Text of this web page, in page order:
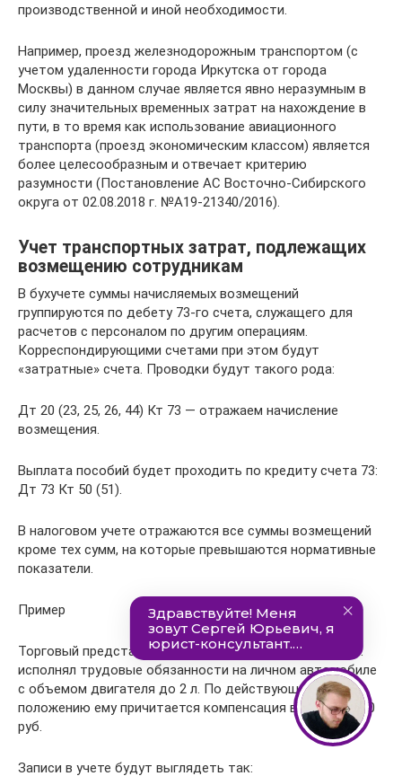
производственной и иной необходимости.
Например, проезд железнодорожным транспортом (с
учетом удаленности города Иркутска от города
Москвы) в данном случае является явно неразумным в
силу значительных временных затрат на нахождение в
пути, в то время как использование авиационного
транспорта (проезд экономическим классом) является
более целесообразным и отвечает критерию
разумности (Постановление АС Восточно-Сибирского
округа от 02.08.2018 г. №А19-21340/2016).
Учет транспортных затрат, подлежащих
возмещению сотрудникам
В бухучете суммы начисляемых возмещений
группируются по дебету 73-го счета, служащего для
расчетов с персоналом по другим операциям.
Корреспондирующими счетами при этом будут
«затратные» счета. Проводки будут такого рода:
Дт 20 (23, 25, 26, 44) Кт 73 — отражаем начисление
возмещения.
Выплата пособий будет проходить по кредиту счета 73:
Дт 73 Кт 50 (51).
В налоговом учете отражаются все суммы возмещений
кроме тех сумм, на которые превышаются нормативные
показатели.
Пример
Торговый представитель ООО «Кора» Магомедов А. П.
исполнял трудовые обязанности на личном автомобиле
с объемом двигателя до 2 л. По действующему
положению ему причитается компенсация в сумме 5 600
руб.
Записи в учете будут выглядеть так: